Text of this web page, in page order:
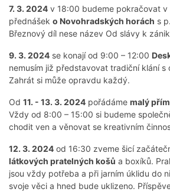
7. 3. 2024 v 18:00 budeme pokračovat
přednášek o Novohradských horách s
Březnový díl nese název Od slávy k
9. 3. 2024 se konají od 9:00 – 12:00
nemusím již představovat tradiční klání s
Zahrát si může opravdu každý.
Od 11. - 13. 3. 2024 pořádáme malý
Vždy od 8:00 – 15:00 si budeme
chodit ven a věnovat se kreativním
12. 3. 2024 od 16:30 zveme šicí
látkových pratelných košů a boxíků.
jsou vždy potřeba a při jarním úklidu do
svoje věci a hned bude uklizeno.